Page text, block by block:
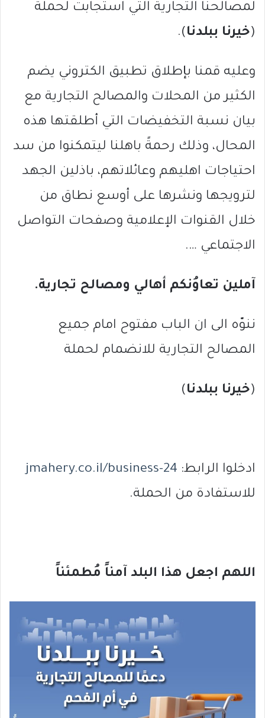
لمصالحنا التجارية التي استجابت لحملة
(خيرنا ببلدنا).
وعليه قمنا بإطلاق تطبيق الكتروني يضم
الكثير من المحلات والمصالح التجارية مع
بيان نسبة التخفيضات التي أطلقتها هذه
المحال، وذلك رحمةً باهلنا ليتمكنوا من سد
احتياجات اهليهم وعائلاتهم، باذلين الجهد
لترويجها ونشرها على أوسع نطاق من
خلال القنوات الإعلامية وصفحات التواصل
الاجتماعي ….
آملين تعاوُنكم أهالي ومصالح تجارية.
ننوّه الى ان الباب مفتوح امام جميع
المصالح التجارية للانضمام لحملة
(خيرنا ببلدنا)
ادخلوا الرابط: jmahery.co.il/business-24
للاستفادة من الحملة.
اللهم اجعل هذا البلد آمناً مُطمئناً